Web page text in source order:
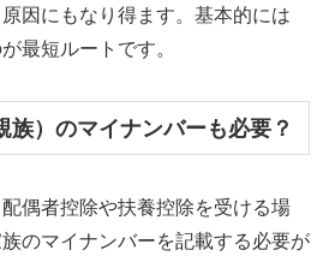
因にもなり得ます。基本的には
最短ルートです。
族）のマイナンバーも必要？
偶者控除や扶養控除を受ける場
のマイナンバーを記載する必要が